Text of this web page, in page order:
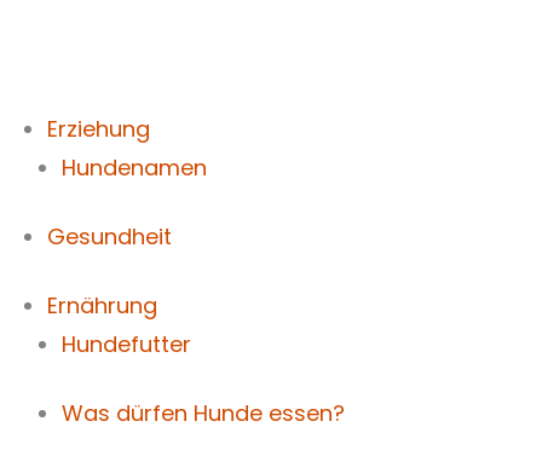
Erziehung
Hundenamen
Gesundheit
Ernährung
Hundefutter
Was dürfen Hunde essen?